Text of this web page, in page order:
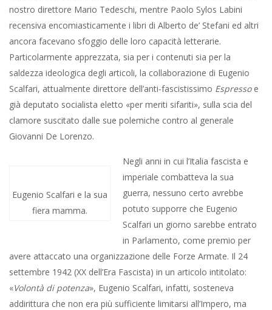
nostro direttore Mario Tedeschi, mentre Paolo Sylos Labini
recensiva encomiasticamente i libri di Alberto de’ Stefani ed altri
ancora facevano sfoggio delle loro capacità letterarie.
Particolarmente apprezzata, sia per i contenuti sia per la
saldezza ideologica degli articoli, la collaborazione di Eugenio
Scalfari, attualmente direttore dell’anti-fascistissimo Espresso e
già deputato socialista eletto «per meriti sifariti», sulla scia del
clamore suscitato dalle sue polemiche contro al generale
Giovanni De Lorenzo.
Eugenio Scalfari e la sua
fiera mamma.
Negli anni in cui l’Italia fascista e
imperiale combatteva la sua
guerra, nessuno certo avrebbe
potuto supporre che Eugenio
Scalfari un giorno sarebbe entrato
in Parlamento, come premio per
avere attaccato una organizzazione delle Forze Armate. Il 24
settembre 1942 (XX dell’Era Fascista) in un articolo intitolato:
«Volontà di potenza», Eugenio Scalfari, infatti, sosteneva
addirittura che non era più sufficiente limitarsi all’Impero, ma